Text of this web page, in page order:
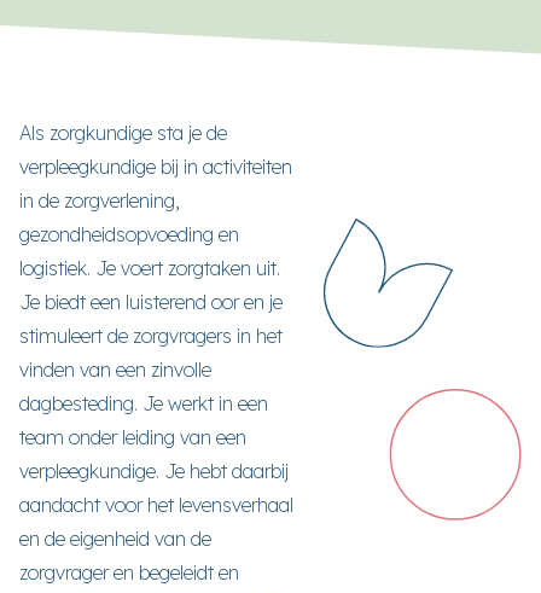
Als zorgkundige sta je de
verpleegkundige bij in activiteiten
in de zorgverlening,
gezondheidsopvoeding en
logistiek. Je voert zorgtaken uit.
Je biedt een luisterend oor en je
stimuleert de zorgvragers in het
vinden van een zinvolle
dagbesteding. Je werkt in een
team onder leiding van een
verpleegkundige. Je hebt daarbij
aandacht voor het levensverhaal
en de eigenheid van de
zorgvrager en begeleidt en